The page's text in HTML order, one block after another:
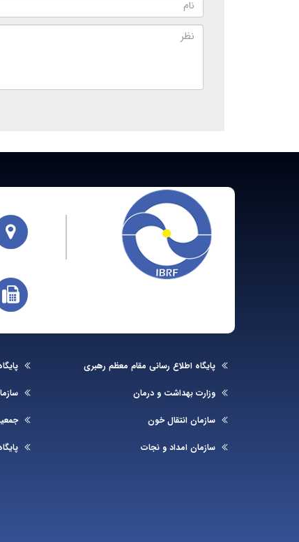
پایگاه اطلاع رسانی مقام معظم رهبری
وزارت بهداشت و درمان
سازمان انتقال خون
سازمان امداد و نجات